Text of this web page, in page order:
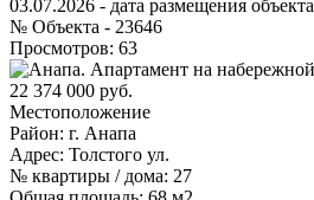
03.07.2026 - дата размещения объекта
№ Объекта - 23646
Просмотров: 63
22 374 000 руб.
Местоположение
Район: г. Анапа
Адрес: Толстого ул.
№ квартиры / дома: 27